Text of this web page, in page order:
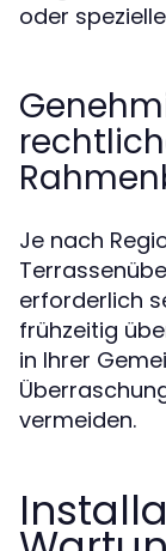
oder
Je nach
erforderlich
frühzeitig
in Ihrer
vermeiden.